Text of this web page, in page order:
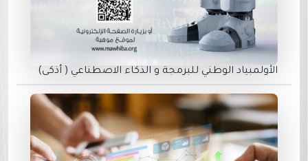
الأولمبياد الوطني للبرمجة و الذكاء الاصطناعي ( أذكى)